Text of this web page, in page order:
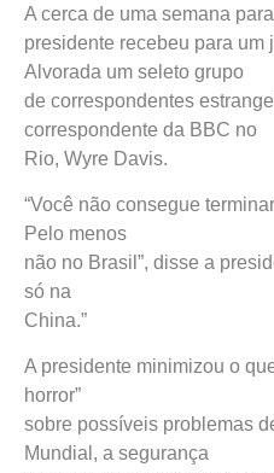
A cerca de uma semana
presidente recebeu para um
Alvorada um seleto grupo
de correspondentes
correspondente da BBC no
Rio, Wyre Davis.
“Você não consegue
Pelo menos
não no Brasil”, disse a
só na
China.”
A presidente minimizou o
horror”
sobre possíveis problemas
Mundial, a segurança